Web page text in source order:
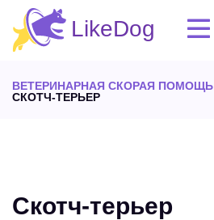
ВЕТЕРИНАРНАЯ СКОРАЯ ПОМОЩЬ
СКОТЧ-ТЕРЬЕР
Скотч-терьер